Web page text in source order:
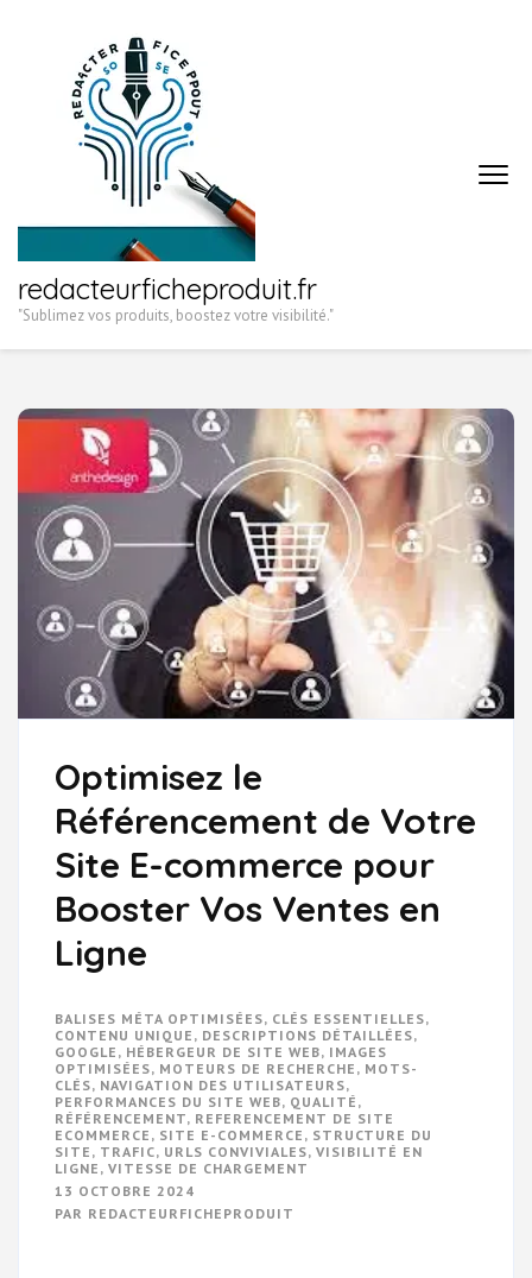
redacteurficheproduit.fr
"Sublimez vos produits, boostez votre visibilité."
Optimisez le
Référencement de Votre
Site E-commerce pour
Booster Vos Ventes en
Ligne
BALISES MÉTA OPTIMISÉES, CLÉS ESSENTIELLES,
CONTENU UNIQUE , DESCRIPTIONS DÉTAILLÉES,
GOOGLE , HÉBERGEUR DE SITE WEB, IMAGES
OPTIMISÉES, MOTEURS DE RECHERCHE , MOTS-
CLÉS, NAVIGATION DES UTILISATEURS,
PERFORMANCES DU SITE WEB, QUALITÉ ,
RÉFÉRENCEMENT, REFERENCEMENT DE SITE
ECOMMERCE , SITE E-COMMERCE , STRUCTURE DU
SITE , TRAFIC, URLS CONVIVIALES, VISIBILITÉ EN
LIGNE , VITESSE DE CHARGEMENT
13 OCTOBRE 2024
PAR REDACTEURFICHEPRODUIT